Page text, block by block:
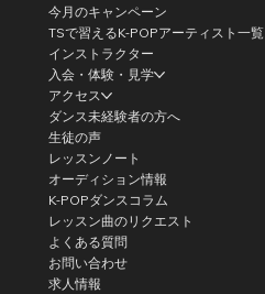
今月のキャンペーン
TSで習えるK-POPアーティスト一覧
インストラクター
入会・体験・見学
アクセス
ダンス未経験者の方へ
生徒の声
レッスンノート
オーディション情報
K-POPダンスコラム
レッスン曲のリクエスト
よくある質問
お問い合わせ
求人情報